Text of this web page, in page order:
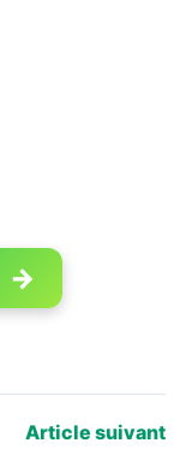
→
Article suivant